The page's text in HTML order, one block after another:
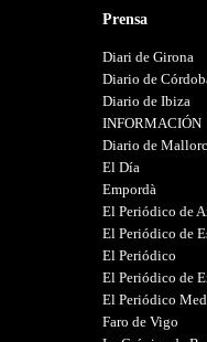
Prensa
Diari de Girona
Diario de
Diario de Ibiza
INFORMACIÓN
Diario de
El Día
Empordà
El Periódico de
El Periódico de
El Periódico
El Periódico de
El Periódico
Faro de Vigo